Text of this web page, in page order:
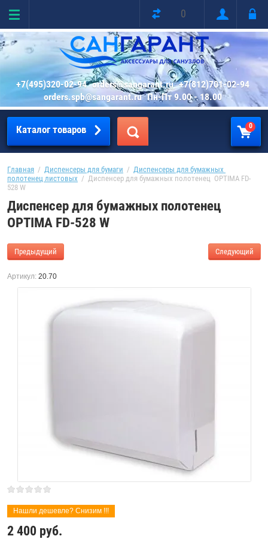
0
+7(495)320-02-94 orders@sangarant.ru +7(812)701-02-94
orders.spb@sangarant.ru Пн-Пт 9.00 - 18.00
Каталог товаров 0
Главная
  /
Диспенсеры для бумаги
  /
Диспенсеры для бумажных
полотенец листовых
  /  Диспенсер для бумажных полотенец  OPTIMA FD-
528 W
Диспенсер для бумажных полотенец
OPTIMA FD-528 W
Предыдущий Следующий
Артикул: 20.70
Нашли дешевле? Снизим !!!
2 400 руб.